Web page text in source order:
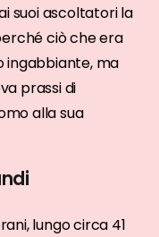
suoi ascoltatori la
ciò che era
ma
prassi di
alla sua
lungo circa 41